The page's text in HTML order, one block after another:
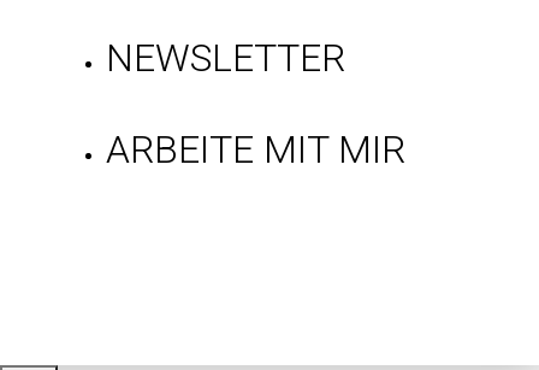
NEWSLETTER
ARBEITE MIT MIR